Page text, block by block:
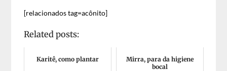
[relacionados tag=acônito]
Related posts:
Karitê, como plantar
Mirra, para da higiene
bocal